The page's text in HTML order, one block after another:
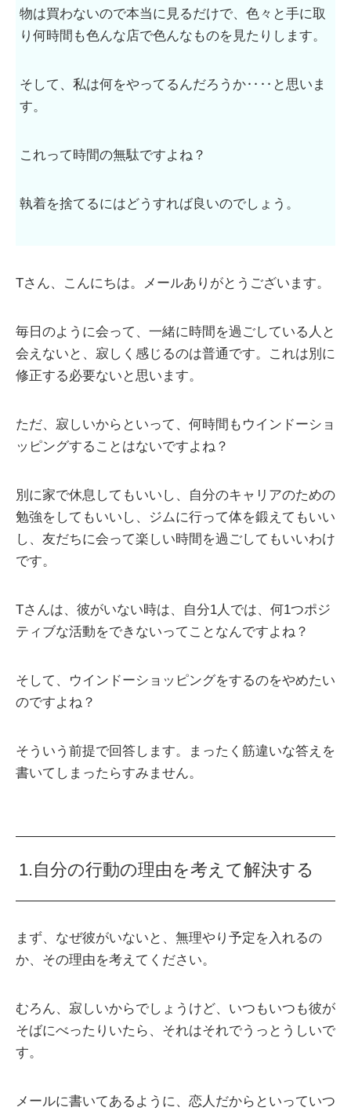
物は買わないので本当に見るだけで、色々と手に取
り何時間も色んな店で色んなものを見たりします。
そして、私は何をやってるんだろうか‥‥と思いま
す。
これって時間の無駄ですよね？
執着を捨てるにはどうすれば良いのでしょう。
Tさん、こんにちは。メールありがとうございます。
毎日のように会って、一緒に時間を過ごしている人と
会えないと、寂しく感じるのは普通です。これは別に
修正する必要ないと思います。
ただ、寂しいからといって、何時間もウインドーショ
ッピングすることはないですよね？
別に家で休息してもいいし、自分のキャリアのための
勉強をしてもいいし、ジムに行って体を鍛えてもいい
し、友だちに会って楽しい時間を過ごしてもいいわけ
です。
Tさんは、彼がいない時は、自分1人では、何1つポジ
ティブな活動をできないってことなんですよね？
そして、ウインドーショッピングをするのをやめたい
のですよね？
そういう前提で回答します。まったく筋違いな答えを
書いてしまったらすみません。
1.自分の行動の理由を考えて解決する
まず、なぜ彼がいないと、無理やり予定を入れるの
か、その理由を考えてください。
むろん、寂しいからでしょうけど、いつもいつも彼が
そばにべったりいたら、それはそれでうっとうしいで
す。
メールに書いてあるように、恋人だからといっていつ